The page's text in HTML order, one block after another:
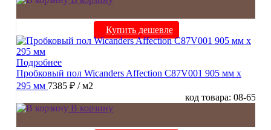
Купить дешевле
Подробнее
Пробковый пол Wicanders Affection C87V001 905 мм х
295 мм 7385 ₽ / м2
код товара: 08-65
В корзину